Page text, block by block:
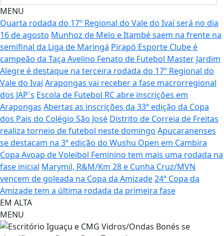
MENU
Quarta rodada do 17º Regional do Vale do Ivaí será no dia
16 de agosto Munhoz de Melo e Itambé saem na frente na
semifinal da Liga de Maringá Pirapó Esporte Clube é
campeão da Taça Avelino Fenato de Futebol Master Jardim
Alegre é destaque na terceira rodada do 17º Regional do
Vale do IvaíArapongas vai receber a fase macrorregional
dos JAP`s Escola de Futebol RC abre inscrições em
Arapongas Abertas as inscrições da 33ª edição da Copa
dos Pais do Colégio São José Distrito de Correia de Freitas
realiza torneio de futebol neste domingo Apucaranenses
se destacam na 3ª edição do Wushu Open em Cambira
Copa Avoap de Voleibol Feminino tem mais uma rodada na
fase inicial Marymil, R&M/Km 28 e Cunha Cruz/MVN
vencem de goleada na Copa da Amizade24ª Copa da
Amizade tem a última rodada da primeira fase
EM ALTA
MENU